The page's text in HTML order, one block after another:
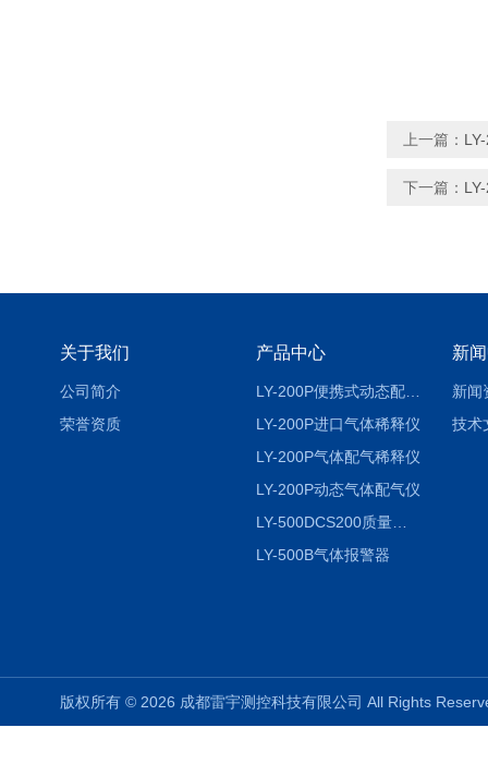
上一篇：
下一篇：
关于我们
公司简介
荣誉资质
产品中心
LY-200P便携式动态配气仪进口
LY-200P进口气体稀释仪
LY-200P气体配气稀释仪
LY-200P动态气体配气仪
LY-500DCS200质量流量控制仪
LY-500B气体报警器
新
新闻
技术
版权所有 © 2026 成都雷宇测控科技有限公司 All Rights